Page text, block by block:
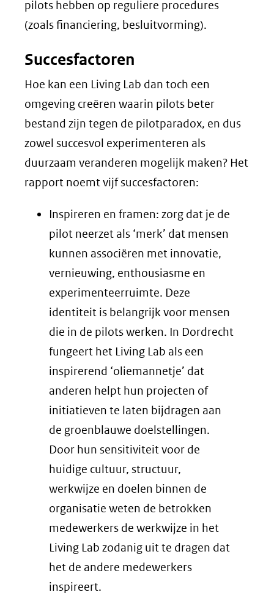
pilots hebben op reguliere procedures
(zoals financiering, besluitvorming).
Succesfactoren
Hoe kan een Living Lab dan toch een
omgeving creëren waarin pilots beter
bestand zijn tegen de pilotparadox, en dus
zowel succesvol experimenteren als
duurzaam veranderen mogelijk maken? Het
rapport noemt vijf succesfactoren:
Inspireren en framen: zorg dat je de
pilot neerzet als ‘merk’ dat mensen
kunnen associëren met innovatie,
vernieuwing, enthousiasme en
experimenteerruimte. Deze
identiteit is belangrijk voor mensen
die in de pilots werken. In Dordrecht
fungeert het Living Lab als een
inspirerend ‘oliemannetje’ dat
anderen helpt hun projecten of
initiatieven te laten bijdragen aan
de groenblauwe doelstellingen.
Door hun sensitiviteit voor de
huidige cultuur, structuur,
werkwijze en doelen binnen de
organisatie weten de betrokken
medewerkers de werkwijze in het
Living Lab zodanig uit te dragen dat
het de andere medewerkers
inspireert.